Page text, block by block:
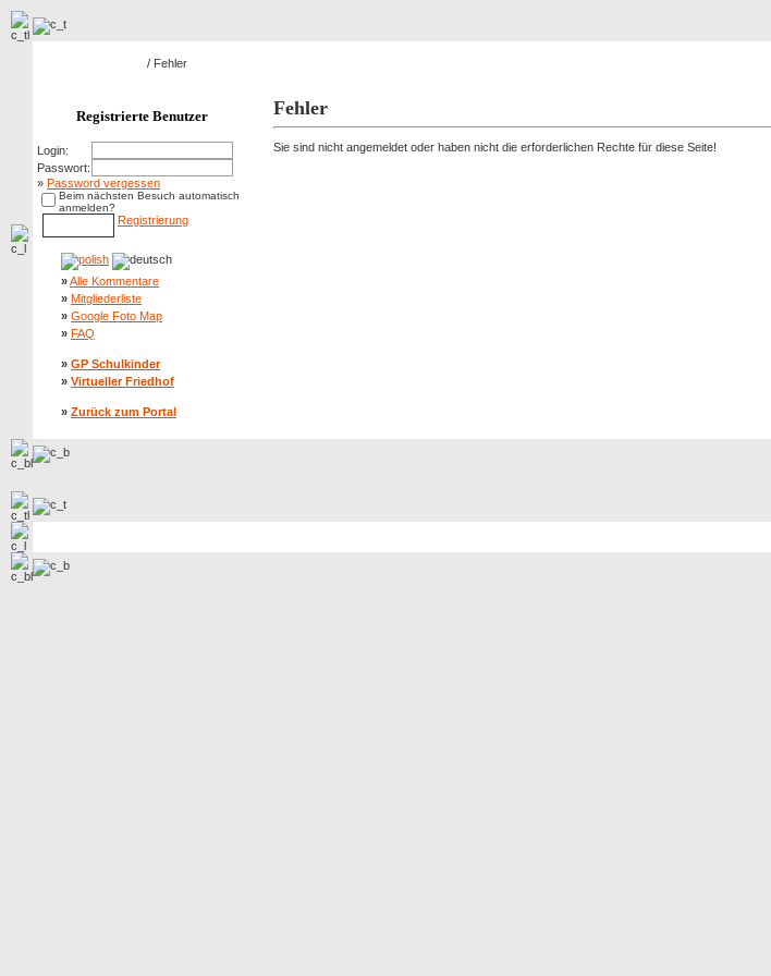
/ Fehler
Registrierte Benutzer
Login:
Passwort:
» Password vergessen
Beim nächsten Besuch automatisch
anmelden?
Registrierung
»Alle Kommentare
» Mitgliederliste
» Google Foto Map
» FAQ
» GP Schulkinder
» Virtueller Friedhof
» Zurück zum Portal
Fehler
Sie sind nicht angemeldet oder haben nicht die erforderlichen Rechte für diese Seite!